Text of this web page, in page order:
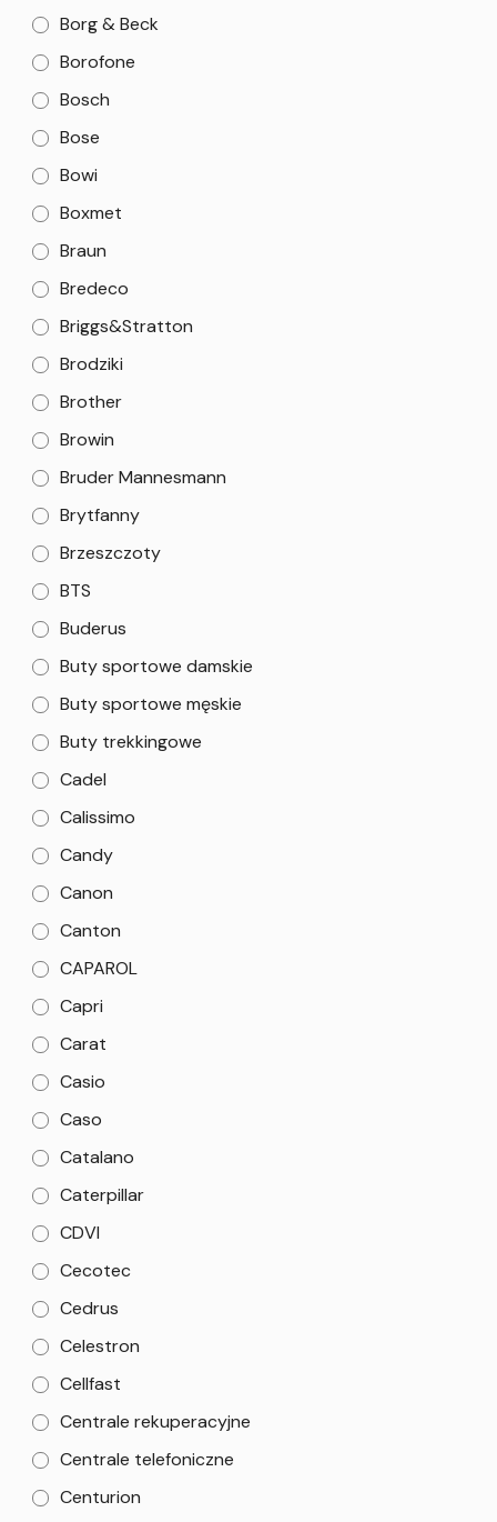
Borg & Beck
Borofone
Bosch
Bose
Bowi
Boxmet
Braun
Bredeco
Briggs&Stratton
Brodziki
Brother
Browin
Bruder Mannesmann
Brytfanny
Brzeszczoty
BTS
Buderus
Buty sportowe damskie
Buty sportowe męskie
Buty trekkingowe
Cadel
Calissimo
Candy
Canon
Canton
CAPAROL
Capri
Carat
Casio
Caso
Catalano
Caterpillar
CDVI
Cecotec
Cedrus
Celestron
Cellfast
Centrale rekuperacyjne
Centrale telefoniczne
Centurion